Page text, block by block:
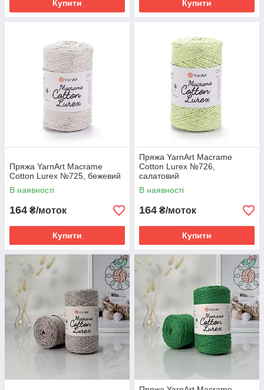
Купити Купити
Пряжа YarnArt Macrame
Cotton Lurex №725, бежевий
В наявності
164 ₴/моток
Купити
Пряжа YarnArt Macrame
Cotton Lurex №726,
салатовий
В наявності
164 ₴/моток
Купити